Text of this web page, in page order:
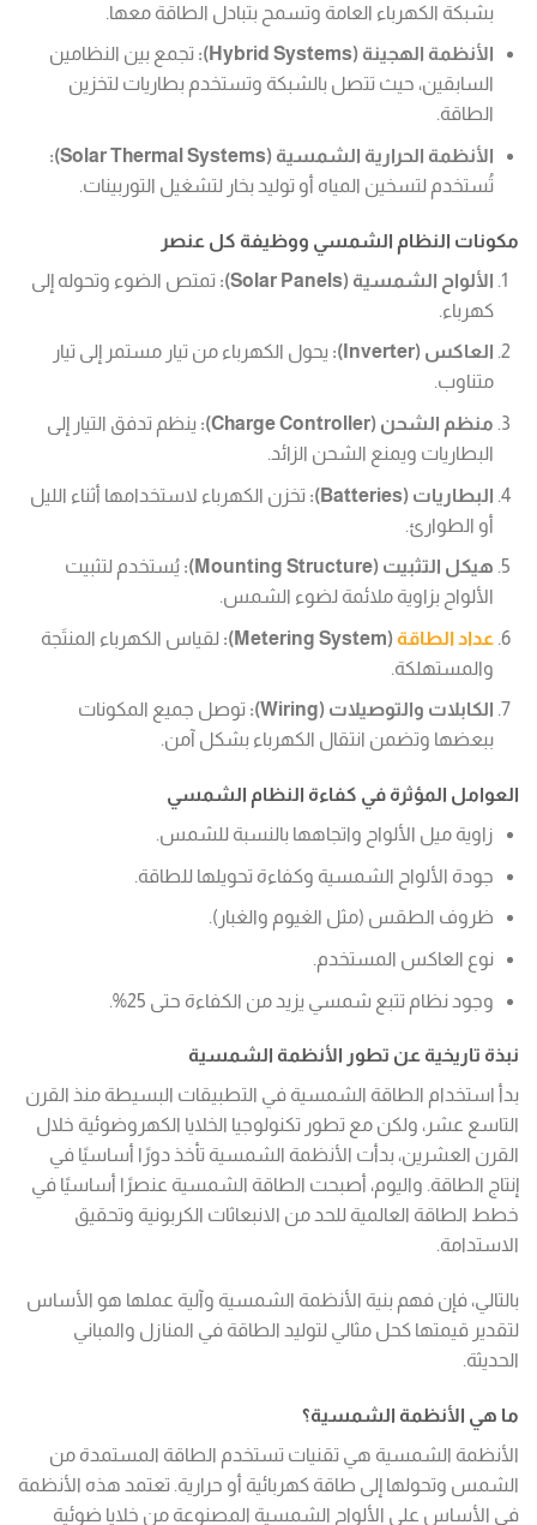
بشبكة الكهرباء العامة وتسمح بتبادل الطاقة معها.
الأنظمة الهجينة (Hybrid Systems):
تجمع بين النظامين
السابقين، حيث تتصل بالشبكة وتستخدم بطاريات لتخزين
الطاقة.
الأنظمة الحرارية الشمسية (Solar Thermal Systems):
تُستخدم لتسخين المياه أو توليد بخار لتشغيل التوربينات.
مكونات النظام الشمسي ووظيفة كل عنصر
الألواح الشمسية (Solar Panels):
تمتص الضوء وتحوله إلى
كهرباء.
العاكس (Inverter):
يحول الكهرباء من تيار مستمر إلى تيار
متناوب.
منظم الشحن (Charge Controller):
ينظم تدفق التيار إلى
البطاريات ويمنع الشحن الزائد.
البطاريات (Batteries):
تخزن الكهرباء لاستخدامها أثناء الليل
أو الطوارئ.
هيكل التثبيت (Mounting Structure):
يُستخدم لتثبيت
الألواح بزاوية ملائمة لضوء الشمس.
عداد الطاقة (Metering System):
لقياس الكهرباء المنتَجة
والمستهلكة.
الكابلات والتوصيلات (Wiring):
توصل جميع المكونات
ببعضها وتضمن انتقال الكهرباء بشكل آمن.
العوامل المؤثرة في كفاءة النظام الشمسي
زاوية ميل الألواح واتجاهها بالنسبة للشمس.
جودة الألواح الشمسية وكفاءة تحويلها للطاقة.
ظروف الطقس (مثل الغيوم والغبار).
نوع العاكس المستخدم.
وجود نظام تتبع شمسي يزيد من الكفاءة حتى 25%.
نبذة تاريخية عن تطور الأنظمة الشمسية
بدأ استخدام الطاقة الشمسية في التطبيقات البسيطة منذ القرن
التاسع عشر، ولكن مع تطور تكنولوجيا الخلايا الكهروضوئية خلال
القرن العشرين، بدأت الأنظمة الشمسية تأخذ دورًا أساسيًا في
إنتاج الطاقة. واليوم، أصبحت الطاقة الشمسية عنصرًا أساسيًا في
خطط الطاقة العالمية للحد من الانبعاثات الكربونية وتحقيق
الاستدامة.
بالتالي، فإن فهم بنية الأنظمة الشمسية وآلية عملها هو الأساس
لتقدير قيمتها كحل مثالي لتوليد الطاقة في المنازل والمباني
الحديثة.
ما هي الأنظمة الشمسية؟
الأنظمة الشمسية هي تقنيات تستخدم الطاقة المستمدة من
الشمس وتحولها إلى طاقة كهربائية أو حرارية. تعتمد هذه الأنظمة
في الأساس على الألواح الشمسية المصنوعة من خلايا ضوئية